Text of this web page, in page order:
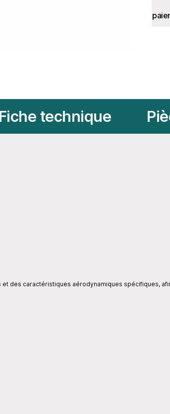
Fiche technique
des caractéristiques aérodynamiques spécifiques,